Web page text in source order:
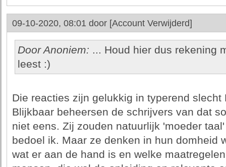
09-10-2020, 08:01 door [Account Verwijderd]
Door Anoniem: ... Houd hier dus rekening
leest :)
Die reacties zijn gelukkig in typerend
Blijkbaar beheersen de schrijvers van dat
niet eens. Zij zouden natuurlijk 'moeder
bedoel ik. Maar ze denken in hun domheid
wat er aan de hand is en welke